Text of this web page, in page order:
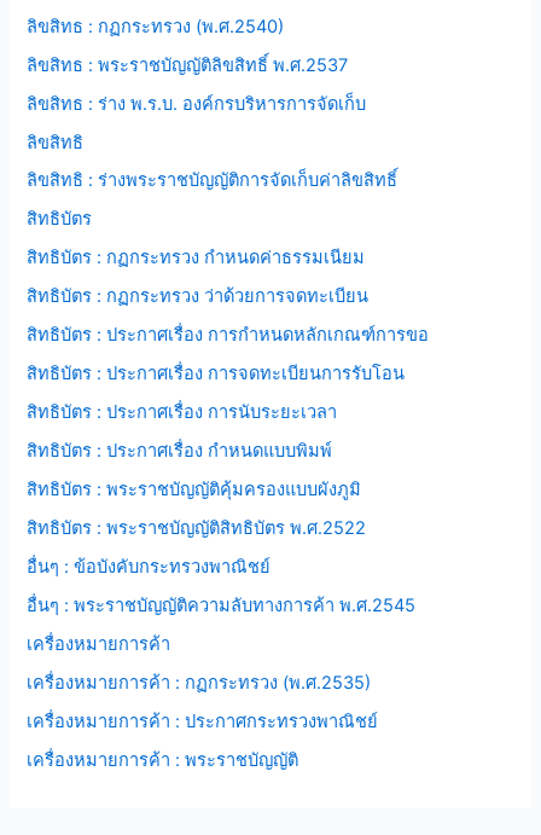
ลิขสิทธ : กฏกระทรวง (พ.ศ.2540)
ลิขสิทธ : พระราชบัญญัติลิขสิทธิ์ พ.ศ.2537
ลิขสิทธ : ร่าง พ.ร.บ. องค์กรบริหารการจัดเก็บ
ลิขสิทธิ
ลิขสิทธิ : ร่างพระราชบัญญัติการจัดเก็บค่าลิขสิทธิ์
สิทธิบัตร
สิทธิบัตร : กฏกระทรวง กำหนดค่าธรรมเนียม
สิทธิบัตร : กฏกระทรวง ว่าด้วยการจดทะเบียน
สิทธิบัตร : ประกาศเรื่อง การกำหนดหลักเกณฑ์การขอ
สิทธิบัตร : ประกาศเรื่อง การจดทะเบียนการรับโอน
สิทธิบัตร : ประกาศเรื่อง การนับระยะเวลา
สิทธิบัตร : ประกาศเรื่อง กำหนดแบบพิมพ์
สิทธิบัตร : พระราชบัญญัติคุ้มครองแบบผังภูมิ
สิทธิบัตร : พระราชบัญญัติสิทธิบัตร พ.ศ.2522
อื่นๆ : ข้อบังคับกระทรวงพาณิชย์
อื่นๆ : พระราชบัญญัติความลับทางการค้า พ.ศ.2545
เครื่องหมายการค้า
เครื่องหมายการค้า : กฏกระทรวง (พ.ศ.2535)
เครื่องหมายการค้า : ประกาศกระทรวงพาณิชย์
เครื่องหมายการค้า : พระราชบัญญัติ